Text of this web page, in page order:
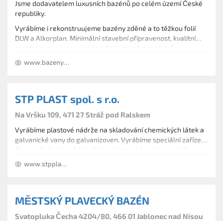
Jsme dodavatelem luxusních bazénů po celém území České
republiky.
Vyrábíme i rekonstruujeme bazény zděné a to těžkou folií
DLW a Alkorplan. Minimální stavební připravenost, kvalitní
tepelná izolace, neomezená škála tvarů a rozměrů.
zastřešení bazénů.
www.bazeny-spami.cz
STP PLAST spol. s r.o.
Na Vršku 109, 471 27 Stráž pod Ralskem
Vyrábíme plastové nádrže na skladování chemických látek a
galvanické vany do galvanizoven. Vyrábíme speciální zařízení
montáž vložek starších bazénů, dodávka příslušenství
(skimmer, trysky, filtrace). Dodáváme a montujeme potrubní
www.stpplast.cz
MĚSTSKÝ PLAVECKÝ BAZÉN
Svatopluka Čecha 4204/80, 466 01 Jablonec nad Nisou